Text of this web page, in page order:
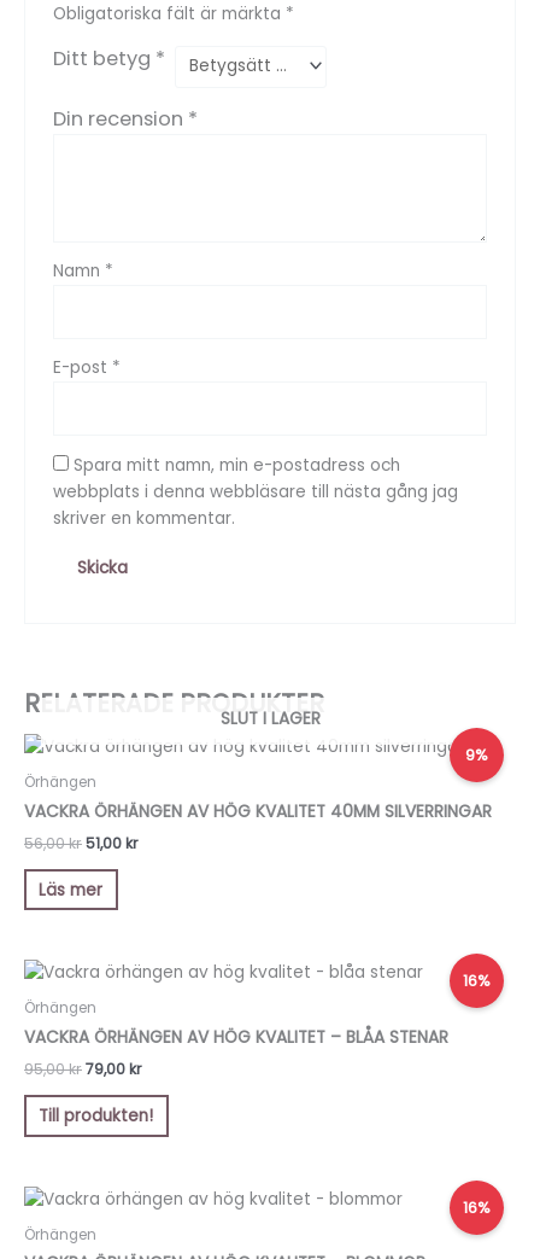
Obligatoriska fält är märkta *
Ditt betyg *
Din recension *
Namn *
E-post *
Spara mitt namn, min e-postadress och
webbplats i denna webbläsare till nästa gång jag
skriver en kommentar.
RELATERADE PRODUKTER
9%
SLUT I LAGER
Örhängen
VACKRA ÖRHÄNGEN AV HÖG KVALITET 40MM SILVERRINGAR
56,00kr
Det
ursprungliga
priset
var:
56,00 kr.
51,00kr
Det
nuvarande
är:
51,00 kr.
Läs mer
16%
Örhängen
VACKRA ÖRHÄNGEN AV HÖG KVALITET – BLÅA STENAR
95,00kr
Det
ursprungliga
priset
var:
95,00 kr.
79,00kr
Det
nuvarande
är:
79,00 kr.
Till produkten!
16%
Örhängen
Det
ursprungliga
priset
var:
Det
nuvarande
är: